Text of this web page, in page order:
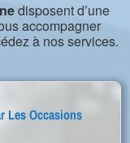
disposent d’une
accompagner
à nos services.
Les Occasions